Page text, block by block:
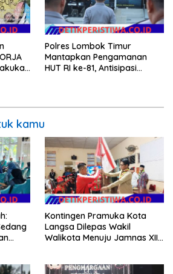
Polres Lombok Timur
Mantapkan Pengamanan
HUT RI ke-81, Antisipasi
kamu
Kontingen Pramuka Kota
Langsa Dilepas Wakil
Walikota Menuju Jamnas XII